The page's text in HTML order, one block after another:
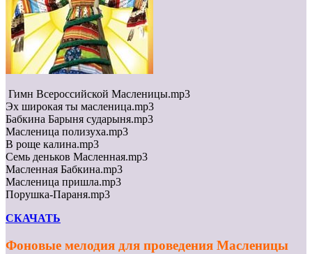
Гимн Всероссийской Масленицы.mp3
Эх широкая ты масленица.mp3
Бабкина Барыня сударыня.mp3
Масленица полизуха.mp3
В роще калина.mp3
Семь деньков Масленная.mp3
Масленная Бабкина.mp3
Масленица пришла.mp3
Порушка-Параня.mp3
СКАЧАТЬ
Фоновые мелодия для проведения Масленицы